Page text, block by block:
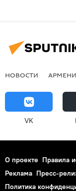
НОВОСТИ
VK
О проекте Правила
Реклама Пресс-
Политика